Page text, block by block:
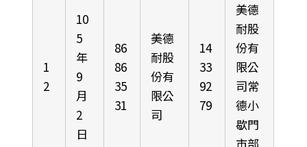
1
2
10
5
年
9
月
2
日
86
86
35
31
美德
耐股
份有
限公
司
14
33
92
79
美德
耐股
份有
限公
司常
德小
歇門
市部